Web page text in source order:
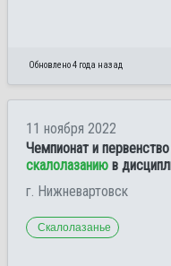
Обновлено 4 года назад
11 ноября 2022
Чемпионат и
скалолазанию в
г. Нижневартовск
Скалолазанье